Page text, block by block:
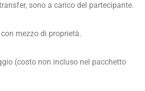
sono a carico del partecipante.
mezzo di proprietà.
(costo non incluso nel pacchetto